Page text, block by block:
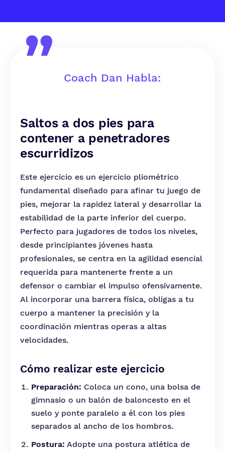
Coach Dan Habla:
Saltos a dos pies para
contener a penetradores
escurridizos
Este ejercicio es un ejercicio pliométrico
fundamental diseñado para afinar tu juego de
pies, mejorar la rapidez lateral y desarrollar la
estabilidad de la parte inferior del cuerpo.
Perfecto para jugadores de todos los niveles,
desde principiantes jóvenes hasta
profesionales, se centra en la agilidad esencial
requerida para mantenerte frente a un
defensor o cambiar el impulso ofensivamente.
Al incorporar una barrera física, obligas a tu
cuerpo a mantener la precisión y la
coordinación mientras operas a altas
velocidades.
Cómo realizar este ejercicio
Preparación: Coloca un cono, una bolsa de
gimnasio o un balón de baloncesto en el
suelo y ponte paralelo a él con los pies
separados al ancho de los hombros.
Postura: Adopte una postura atlética de